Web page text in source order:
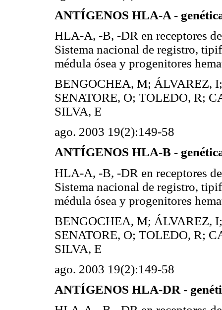
ANTÍGENOS HLA-A -
HLA-A, -B, -DR en receptores
Sistema nacional de registro,
médula ósea y progenitores
BENGOCHEA, M; ÁLVAREZ,
SENATORE, O; TOLEDO, R;
SILVA, E
ago. 2003 19(2):149-58
ANTÍGENOS HLA-B -
HLA-A, -B, -DR en receptores
Sistema nacional de registro,
médula ósea y progenitores
BENGOCHEA, M; ÁLVAREZ,
SENATORE, O; TOLEDO, R;
SILVA, E
ago. 2003 19(2):149-58
ANTÍGENOS HLA-DR -